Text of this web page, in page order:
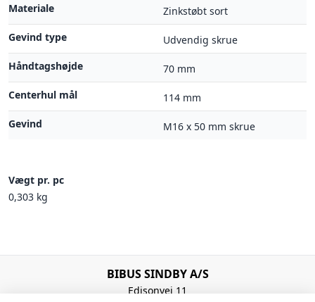
Materiale
Zinkstøbt sort
Gevind type
Udvendig skrue
Håndtagshøjde
70 mm
Centerhul mål
114 mm
Gevind
M16 x 50 mm skrue
Vægt pr. pc
0,303 kg
BIBUS SINDBY A/S
Edisonvej 11